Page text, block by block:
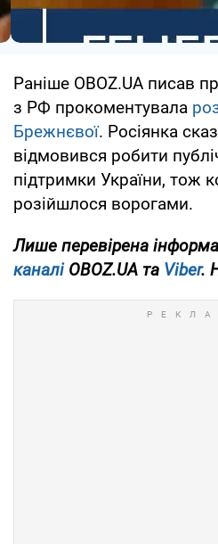
Раніше OBOZ.UA писав
з РФ прокоментувала
Брежнєвої. Росіянка
відмовився робити
підтримки України, тож
розійшлося ворогами.
Лише перевірена
каналіOBOZ.UA та Viber.